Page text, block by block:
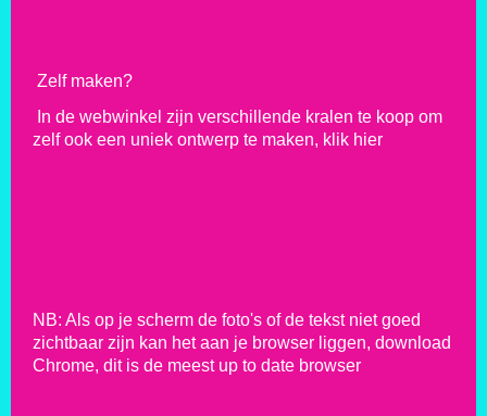
Zelf maken?
In de webwinkel zijn verschillende kralen te koop om
zelf ook een uniek ontwerp te maken, klik hier
NB: Als op je scherm de foto's of de tekst niet goed
zichtbaar zijn kan het aan je browser liggen, download
Chrome, dit is de meest up to date browser